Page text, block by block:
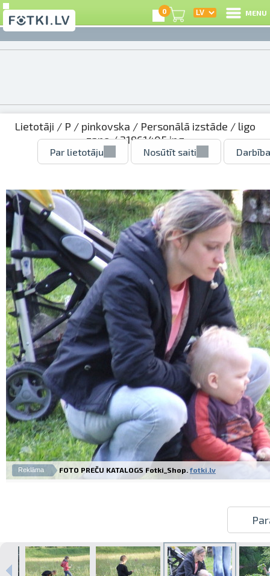
0 MENU
Lietotāji / P / pinkovska / Personālā izstāde / ligo
zane/ 21961405.jpg
Par lietotāju Nosūtīt saiti
Reklāma FOTO PREČU KATALOGS Fotki_Shop. fotki.lv